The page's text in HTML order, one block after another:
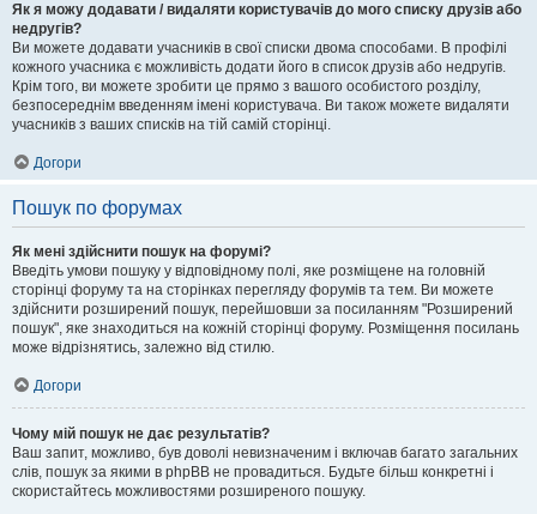
Як я можу додавати / видаляти користувачів до мого списку друзів або
недругів?
Ви можете додавати учасників в свої списки двома способами. В профілі
кожного учасника є можливість додати його в список друзів або недругів.
Крім того, ви можете зробити це прямо з вашого особистого розділу,
безпосереднім введенням імені користувача. Ви також можете видаляти
учасників з ваших списків на тій самій сторінці.
Догори
Пошук по форумах
Як мені здійснити пошук на форумі?
Введіть умови пошуку у відповідному полі, яке розміщене на головній
сторінці форуму та на сторінках перегляду форумів та тем. Ви можете
здійснити розширений пошук, перейшовши за посиланням "Розширений
пошук", яке знаходиться на кожній сторінці форуму. Розміщення посилань
може відрізнятись, залежно від стилю.
Догори
Чому мій пошук не дає результатів?
Ваш запит, можливо, був доволі невизначеним і включав багато загальних
слів, пошук за якими в phpBB не провадиться. Будьте більш конкретні і
скористайтесь можливостями розширеного пошуку.